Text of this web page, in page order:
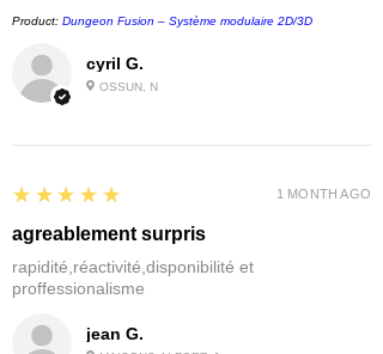
cyril G.
OSSUN, N
Product: Dungeon Fusion – Système modulaire 2D/3D
jean G.
5
★★★★★
agreablement surpris
rapidité,réactivité,disponibilité et
proffessionalisme
1 MONTH AGO